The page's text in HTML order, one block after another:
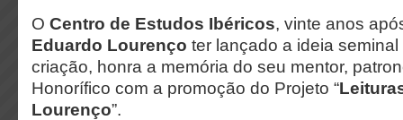
O Centro de Estudos Ibéricos, vinte anos
Eduardo Lourenço ter lançado a ideia
criação, honra a memória do seu mentor,
Honorífico com a promoção do Projeto “
Lourenço”.